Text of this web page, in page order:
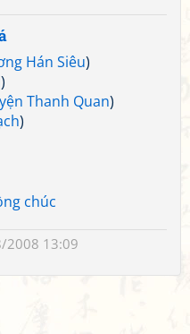
Hán Siêu)
)
Thanh Quan)
)
chúc
2008 13:09